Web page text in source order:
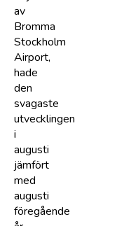
av
Bromma
Stockholm
Airport,
hade
den
svagaste
utvecklingen
i
augusti
jämfört
med
augusti
föregående